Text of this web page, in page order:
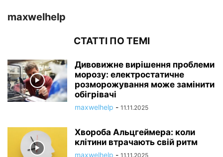
maxwelhelp
СТАТТІ ПО ТЕМІ
Дивовижне вирішення проблеми
морозу: електростатичне
розморожування може замінити
обігрівачі
maxwelhelp - 11.11.2025
Хвороба Альцгеймера: коли
клітини втрачають свій ритм
maxwelhelp - 11.11.2025